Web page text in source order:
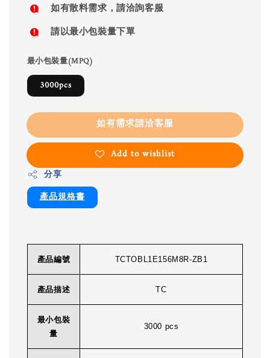
如有散料需求，請洽詢客服
請以最小包裝量下單
最小包裝量(MPQ)
3000pcs
如有需求請洽客服
Add to wishlist
分享
產品規格書
產品編號 TCTOBL1E156M8R-ZB1
產品描述 TC
最小包裝
量
3000 pcs